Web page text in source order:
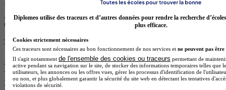
1 avis
Je m’informe gratuitement
Voir plus de formations similaires
Les intitulés de diplôme les plus
recherchés
Diplomeo utilise des traceurs et d’autres données pour rendre la recherche
plus efficace.
Cookies strictement nécessaires
Ces traceurs sont nécessaires au bon fonctionnement de nos services et ne peuvent pas être
Il s'agit notamment de l'ensemble des cookies ou traceurs permettant de
active pendant sa navigation sur le site, de stocker des informations temporaires telles que
utilisateurs, les annonces ou les offres vues, gérer les processus d'identification de
ou non, et plus globalement garantir la sécurité du site web en détectant les tentatives
violations de sécurité.